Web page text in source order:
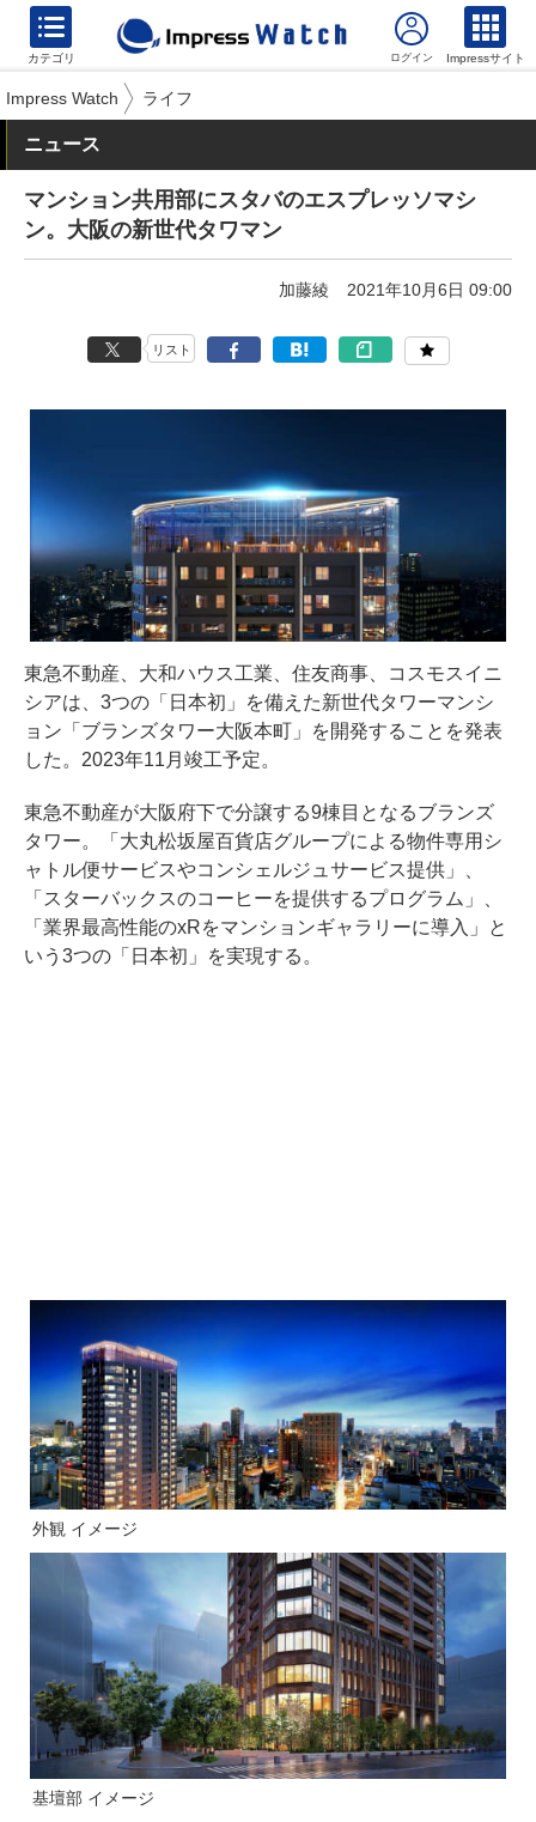
カテゴリ Impressサイト
Impress Watch ライフ
ニュース
マンション共用部にスタバのエスプレッソマシ
ン。大阪の新世代タワマン
加藤綾 2021年10月6日 09:00
リスト
東急不動産、大和ハウス工業、住友商事、コスモスイニ
シアは、3つの「日本初」を備えた新世代タワーマンシ
ョン「ブランズタワー大阪本町」を開発することを発表
した。2023年11月竣工予定。
東急不動産が大阪府下で分譲する9棟目となるブランズ
タワー。「大丸松坂屋百貨店グループによる物件専用シ
ャトル便サービスやコンシェルジュサービス提供」、
「スターバックスのコーヒーを提供するプログラム」、
「業界最高性能のxRをマンションギャラリーに導入」と
いう3つの「日本初」を実現する。
外観 イメージ
基壇部 イメージ